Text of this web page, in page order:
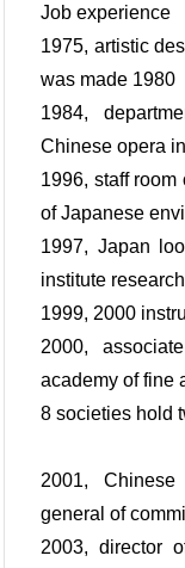
Job experience
1975, artistic
was made 1980
1984,
Chinese opera
1996, staff
of Japanese
1997, Japan
institute
1999, 2000
2000,
academy of fine
8 societies hold
2001,
general of
2003, director